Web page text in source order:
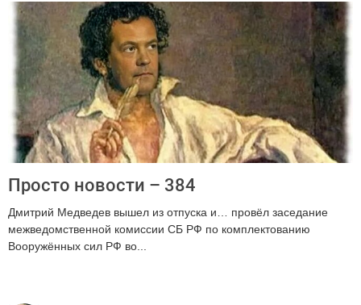
Просто новости – 384
Дмитрий Медведев вышел из отпуска и… провёл заседание
межведомственной комиссии СБ РФ по комплектованию
Вооружённых сил РФ во...